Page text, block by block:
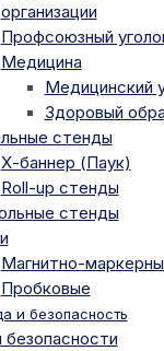
организации
Профсоюзный
Медицина
Медицинский
Здоровый
стенды
Х-баннер (Паук)
Roll-up стенды
стенды
Магнитно-
Пробковые
и безопасность
безопасности